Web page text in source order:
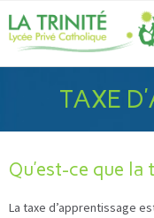
TAXE
Qu’est-ce que la
La taxe d’apprentissage